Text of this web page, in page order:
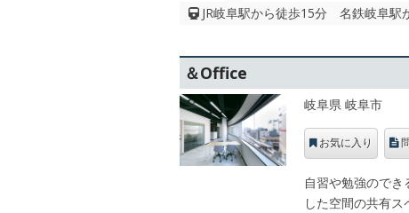
JR岐阜駅から徒歩15分 名鉄岐阜駅
＆Office
岐阜県 岐阜市
お気に入り
自習や勉強ので
した空間の共有